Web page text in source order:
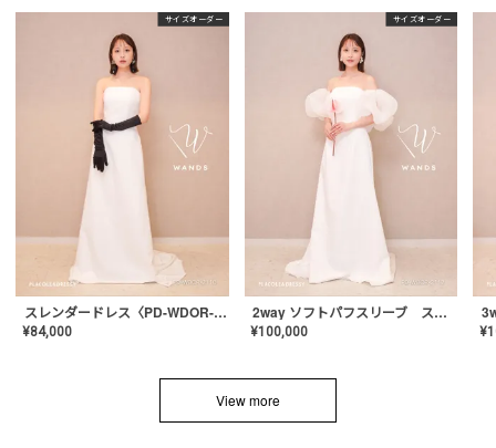
サイズオーダー
スレンダードレス〈PD-WDOR-2110〉
¥84,000
サイズオーダー
2way ソフトパフスリーブ スレンダードレス〈PD-WDOR-2112〉
¥100,000 ¥
View more